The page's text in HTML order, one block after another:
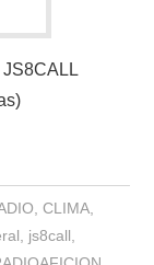
JS8CALL
, CLIMA,
, js8call,